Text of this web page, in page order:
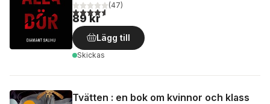
4,6utav 5 stjärnor. Totalt antal röster:
(47)
89 kr
Lägg till
Skickas
Tvätten : en bok om kvinnor och klass